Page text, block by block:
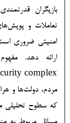
بازیگران
تعاملات و
امنیتی ضروری
مردم، دولت‌ها و
که سطوح تحلیلی